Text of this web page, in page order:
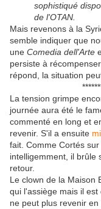
sophistiqué
de l'OTAN.
Mais revenons à la
semble indiquer que
une Comedia dell'Arte
persiste à
répond, la situation
La tension grimpe
journée aura été le
commenté en long et
revenir. S'il a ensuite
fait. Comme Cortés
intelligemment, il brûle
retour.
Le clown de la Maison
qui l'assiège mais il
ne peut plus revenir